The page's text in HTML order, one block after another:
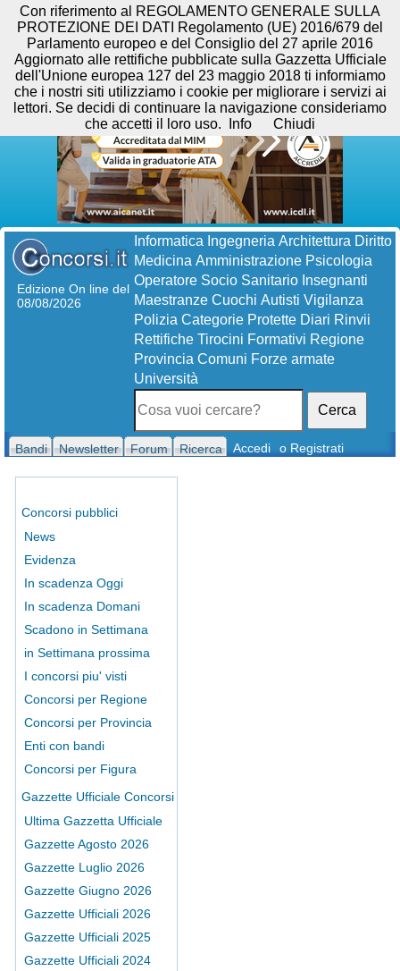
Edizione On line del
08/08/2026
Informatica Ingegneria Architettura Diritto
Medicina Amministrazione Psicologia
Operatore Socio Sanitario Insegnanti
Maestranze Cuochi Autisti Vigilanza
Polizia Categorie Protette Diari Rinvii
Rettifiche Tirocini Formativi Regione
Provincia Comuni Forze armate
Università
Cerca
Bandi Newsletter Forum Ricerca Accedi o Registrati
Concorsi pubblici
News
Evidenza
In scadenza Oggi
In scadenza Domani
Scadono in Settimana
in Settimana prossima
I concorsi piu' visti
Concorsi per Regione
Concorsi per Provincia
Enti con bandi
Concorsi per Figura
Gazzette Ufficiale Concorsi
Ultima Gazzetta Ufficiale
Gazzette Agosto 2026
Gazzette Luglio 2026
Gazzette Giugno 2026
Gazzette Ufficiali 2026
Gazzette Ufficiali 2025
Gazzette Ufficiali 2024
Con riferimento al REGOLAMENTO GENERALE SULLA
PROTEZIONE DEI DATI Regolamento (UE) 2016/679 del
Parlamento europeo e del Consiglio del 27 aprile 2016
Aggiornato alle rettifiche pubblicate sulla Gazzetta Ufficiale
dell'Unione europea 127 del 23 maggio 2018 ti informiamo
che i nostri siti utilizziamo i cookie per migliorare i servizi ai
lettori. Se decidi di continuare la navigazione consideriamo
che accetti il loro uso.
Info Chiudi